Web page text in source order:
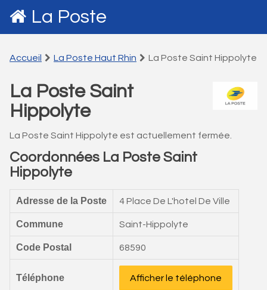
La Poste
Accueil La Poste Haut Rhin La Poste Saint Hippolyte
La Poste Saint
Hippolyte
La Poste Saint Hippolyte est actuellement fermée.
Coordonnées La Poste Saint
Hippolyte
Adresse de la Poste 4 Place De L'hotel De Ville
Commune Saint-Hippolyte
Code Postal 68590
Téléphone Afficher le téléphone